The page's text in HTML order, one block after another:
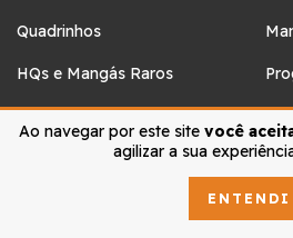
Ao navegar por este site você
agilizar a sua
ENTENDI
Quadrinhos
HQs e Mangás Raros
BLOG CAVERNA